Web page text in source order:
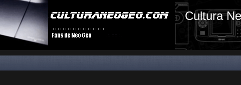
Cultura